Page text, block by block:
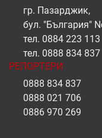
гр. Пазарджик,
бул. "България"
тел. 0884 223 113
тел. 0888 834 837
РЕПОРТЕРИ
0888 834 837
0888 021 706
0886 970 269